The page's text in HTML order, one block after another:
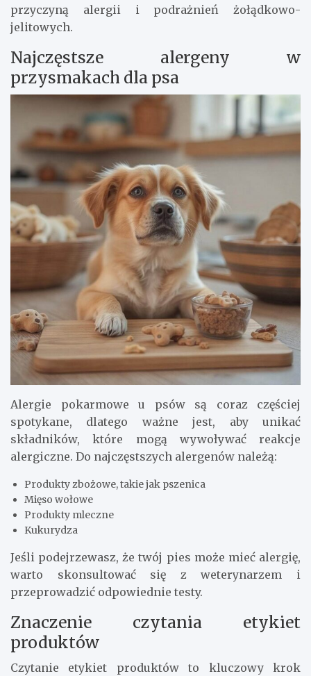
przyczyną alergii i podrażnień żołądkowo-
jelitowych.
Najczęstsze alergeny w
przysmakach dla psa
Alergie pokarmowe u psów są coraz częściej
spotykane, dlatego ważne jest, aby unikać
składników, które mogą wywoływać reakcje
alergiczne. Do najczęstszych alergenów należą:
Produkty zbożowe, takie jak pszenica
Mięso wołowe
Produkty mleczne
Kukurydza
Jeśli podejrzewasz, że twój pies może mieć alergię,
warto skonsultować się z weterynarzem i
przeprowadzić odpowiednie testy.
Znaczenie czytania etykiet
produktów
Czytanie etykiet produktów to kluczowy krok